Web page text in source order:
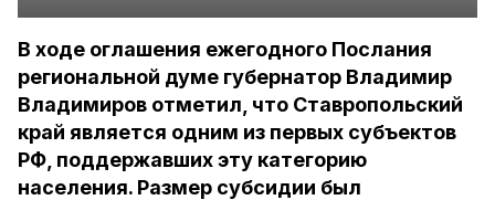
В ходе оглашения ежегодного Послания
региональной думе губернатор Владимир
Владимиров отметил, что Ставропольский
край является одним из первых субъектов
РФ, поддержавших эту категорию
населения. Размер субсидии был